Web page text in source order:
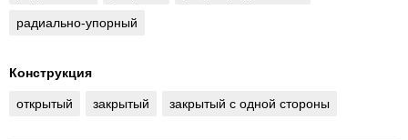
радиально-упорный
Конструкция
открытый закрытый закрытый с одной стороны